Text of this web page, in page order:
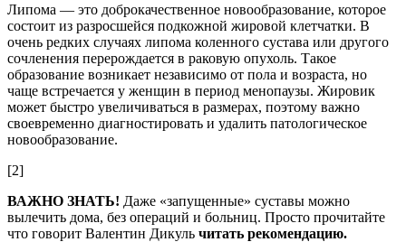
Липома — это доброкачественное новообразование, которое
состоит из разросшейся подкожной жировой клетчатки. В
очень редких случаях липома коленного сустава или другого
сочленения перерождается в раковую опухоль. Такое
образование возникает независимо от пола и возраста, но
чаще встречается у женщин в период менопаузы. Жировик
может быстро увеличиваться в размерах, поэтому важно
своевременно диагностировать и удалить патологическое
новообразование.
[2]
ВАЖНО ЗНАТЬ! Даже «запущенные» суставы можно
вылечить дома, без операций и больниц. Просто прочитайте
что говорит Валентин Дикуль читать рекомендацию.